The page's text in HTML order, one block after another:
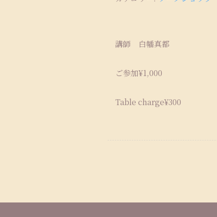
講師 白幡真都
ご参加¥1,000
Table charge¥300